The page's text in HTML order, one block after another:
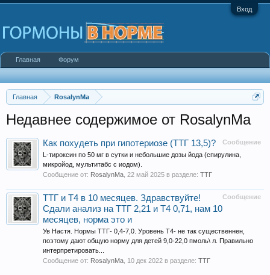
Вход
Главная RosalynMa
Недавнее содержимое от RosalynMa
Сообщение
Как похудеть при гипотериозе (ТТГ 13,5)?
L-тироксин по 50 мг в сутки и небольшие дозы йода (спирулина,
микройод, мультитабс с иодом).
Сообщение от: RosalynMa 22 май 2025 в разделе: ТТГ
Сообщение
ТТГ и Т4 в 10 месяцев. Здравствуйте!
Сдали анализ на ТТГ 2,21 и Т4 0,71, нам 10
месяцев, норма это и
Ув Настя. Нормы ТТГ- 0,4-7,0. Уровень Т4- не так существеннен,
поэтому дают общую норму для детей 9,0-22,0 пмоль\ л. Правильно
интерпретировать...
Сообщение от: RosalynMa 10 дек 2022 в разделе: ТТГ
Главная Форум